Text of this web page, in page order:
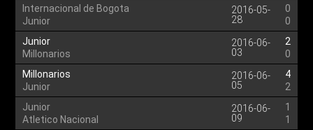
Internacional de Bogota
Junior
2016-05-
28
0
0
Junior
Millonarios
2016-06-
03
2
0
Millonarios
Junior
2016-06-
05
4
2
Junior
Atletico Nacional
2016-06-
09
1
1